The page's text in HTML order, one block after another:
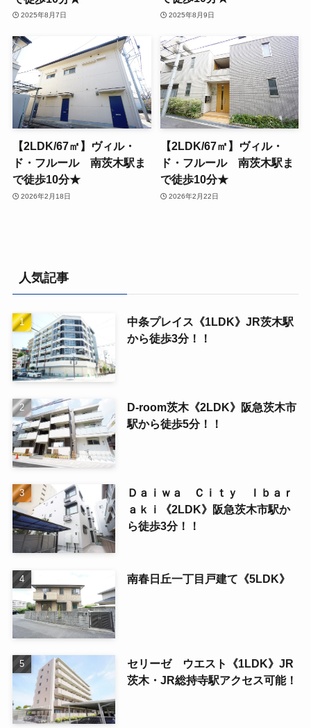
2025年8月7日 2025年8月9日
【2LDK/67㎡】ヴィル・
ド・フルール 南茨木駅ま
で徒歩10分★
2026年2月18日
【2LDK/67㎡】ヴィル・
ド・フルール 南茨木駅ま
で徒歩10分★
2026年2月22日
人気記事
中条プレイス《1LDK》JR茨木駅
から徒歩3分！！
D-room茨木《2LDK》阪急茨木市
駅から徒歩5分！！
Ｄａｉｗａ Ｃｉｔｙ Ｉｂａｒ
ａｋｉ《2LDK》阪急茨木市駅か
ら徒歩3分！！
南春日丘一丁目戸建て《5LDK》
セリーゼ ウエスト《1LDK》JR
茨木・JR総持寺駅アクセス可能！